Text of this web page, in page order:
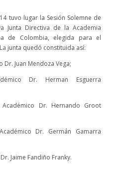
tuvo lugar la Sesión Solemne de
Junta Directiva de la Academia
de Colombia, elegida para el
junta quedó constituida así:
Dr. Juan Mendoza Vega;
Dr. Herman Esguerra
Académico Dr. Hernando Groot
Dr. Germán Gamarra
Jaime Fandiño Franky.